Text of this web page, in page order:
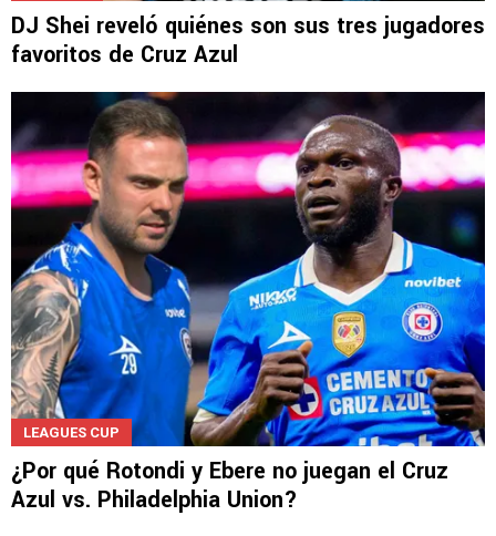
DJ Shei reveló quiénes son sus tres jugadores
favoritos de Cruz Azul